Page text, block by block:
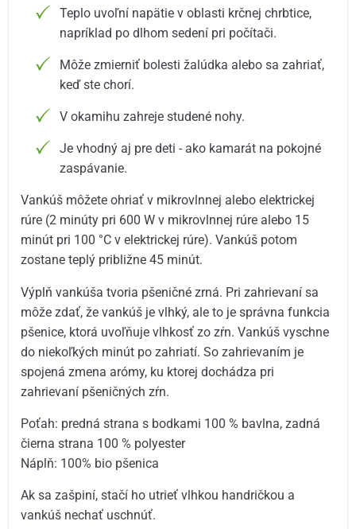
Teplo uvoľní napätie v oblasti krčnej chrbtice,
napríklad po dlhom sedení pri počítači.
Môže zmierniť bolesti žalúdka alebo sa zahriať,
keď ste chorí.
V okamihu zahreje studené nohy.
Je vhodný aj pre deti - ako kamarát na pokojné
zaspávanie.
Vankúš môžete ohriať v mikrovlnnej alebo elektrickej
rúre (2 minúty pri 600 W v mikrovlnnej rúre alebo 15
minút pri 100 °C v elektrickej rúre). Vankúš potom
zostane teplý približne 45 minút.
Výplň vankúša tvoria pšeničné zrná. Pri zahrievaní sa
môže zdať, že vankúš je vlhký, ale to je správna funkcia
pšenice, ktorá uvoľňuje vlhkosť zo zŕn. Vankúš vyschne
do niekoľkých minút po zahriatí. So zahrievaním je
spojená zmena arómy, ku ktorej dochádza pri
zahrievaní pšeničných zŕn.
Poťah: predná strana s bodkami 100 % bavlna, zadná
čierna strana 100 % polyester
Náplň: 100% bio pšenica
Ak sa zašpiní, stačí ho utrieť vlhkou handričkou a
vankúš nechať uschnúť.